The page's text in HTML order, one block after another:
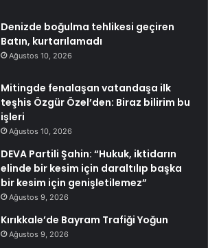
Denizde boğulma tehlikesi geçiren
Batın, kurtarılamadı
Ağustos 10, 2026
Mitingde fenalaşan vatandaşa ilk
teşhis Özgür Özel’den: Biraz bilirim bu
işleri
Ağustos 10, 2026
DEVA Partili Şahin: “Hukuk, iktidarın
elinde bir kesim için daraltılıp başka
bir kesim için genişletilemez”
Ağustos 9, 2026
Kırıkkale’de Bayram Trafiği Yoğun
Ağustos 9, 2026